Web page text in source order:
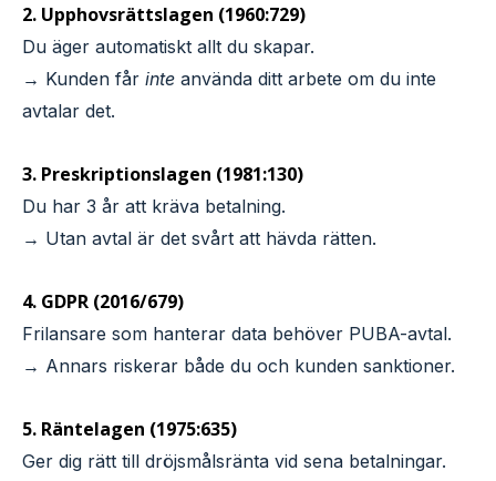
2. Upphovsrättslagen (1960:729)
Du äger automatiskt allt du skapar.
→ Kunden får inte använda ditt arbete om du inte
avtalar det.
3. Preskriptionslagen (1981:130)
Du har 3 år att kräva betalning.
→ Utan avtal är det svårt att hävda rätten.
4. GDPR (2016/679)
Frilansare som hanterar data behöver PUBA-avtal.
→ Annars riskerar både du och kunden sanktioner.
5. Räntelagen (1975:635)
Ger dig rätt till dröjsmålsränta vid sena betalningar.